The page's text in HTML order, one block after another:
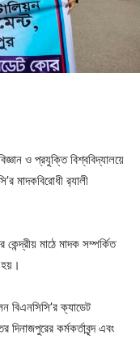
ও প্রযুক্তি বিশ্ববিদ্যালয়ে
মাদকবিরোধী র‍্যালী
মাঠে মাদক সম্পর্কিত
বিএনসিসি’র ক্যাডেট
কর্মকর্তাবৃন্দ এবং